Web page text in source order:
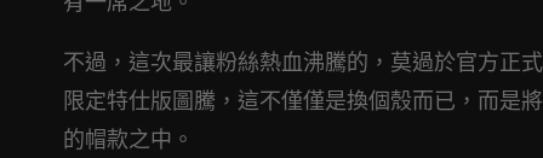
不過，這次最讓粉絲熱血沸騰的，莫過於官方正
限定特仕版圖騰，這不僅僅是換個殼而已，而是
的帽款之中。